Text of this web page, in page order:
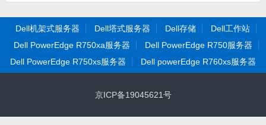
Dell机架式服务器 Dell塔式服务器 Dell存储
Dell工作站
Dell PowerEdge R750xa服务器
Dell PowerEdge R750服务器
Dell PowerEdge R750xs服务器
Dell powerEdge R760xs服务器
京ICP备19045621号